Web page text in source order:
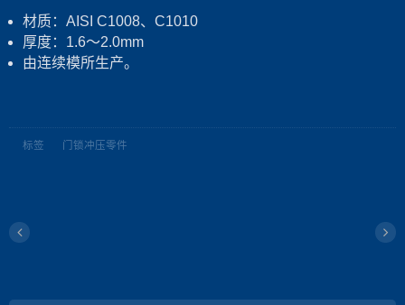
材质：AISI C1008、C1010
厚度：1.6～2.0mm
由连续模所生产。
标签 门锁冲压零件